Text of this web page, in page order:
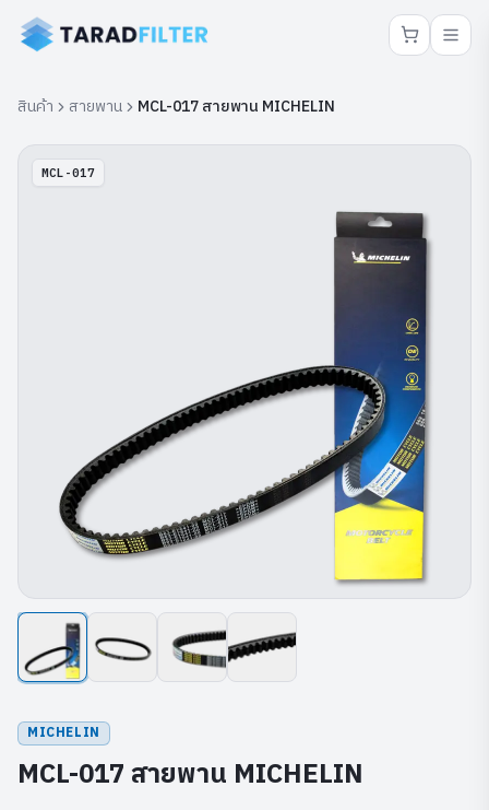
สินค้า สายพาน MCL-017 สายพาน MICHELIN
MCL-017
MICHELIN
MCL-017 สายพาน MICHELIN